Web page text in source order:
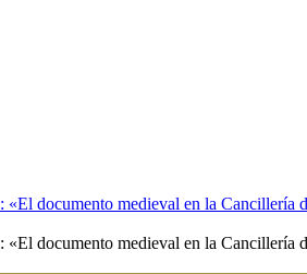
«El documento medieval en la Cancillería
«El documento medieval en la Cancillería